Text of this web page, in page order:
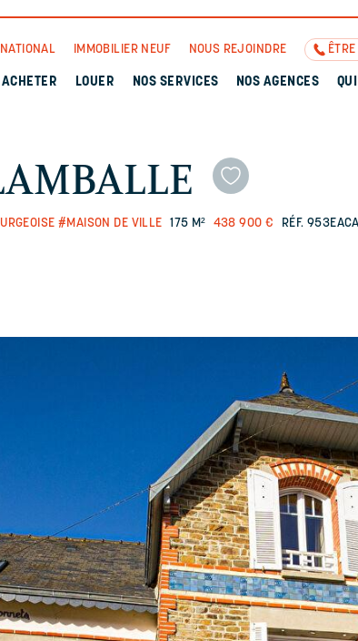
IMMOBILIER NEUF NOUS REJOINDRE
ACHETER LOUER NOS SERVICES NOS AGENCES
#MAISON DE VILLE 175 M² 438 900 € RÉF. 953EACA